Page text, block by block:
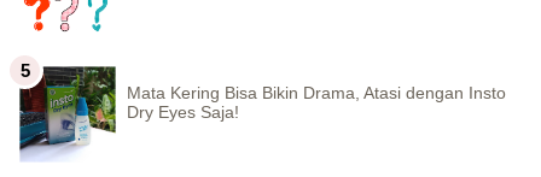
Mata Kering Bisa Bikin Drama, Atasi dengan Insto
Dry Eyes Saja!